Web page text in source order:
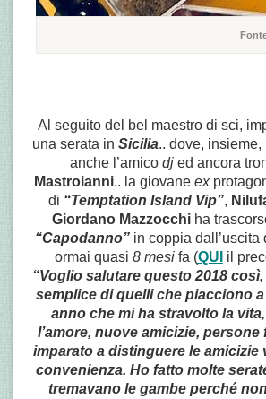
Al seguito del bel maestro di sci,
una serata in Sicilia.. dove,
anche l’amico djed ancora
Mastroianni.. la giovane ex
di “Temptation Island Vip”,
Giordano Mazzocchi ha
“Capodanno”in coppia dall’uscita
ormai quasi 8 mesifa (QUI il
“Voglio salutare questo 2018
semplice di quelli che piacciono a
anno che mi ha stravolto la
l’amore, nuove amicizie,
imparato a distinguere le amicizie
convenienza. Ho fatto molte
tremavano le gambe perché